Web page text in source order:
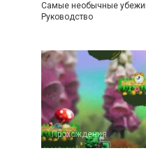
Самые необычные
Руководство
Прохождения